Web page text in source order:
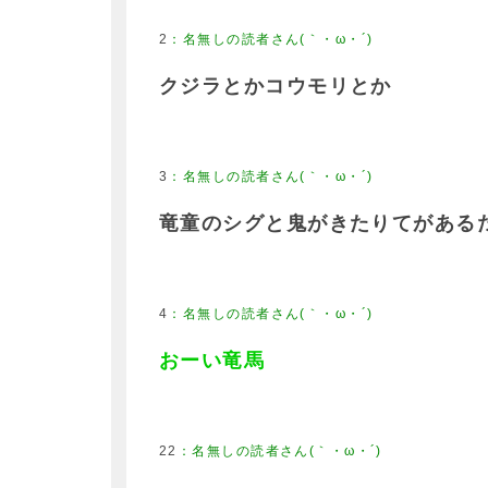
2
クジラとかコウモリとか
3
竜童のシグと鬼がきたりてがある
4
おーい竜馬
22